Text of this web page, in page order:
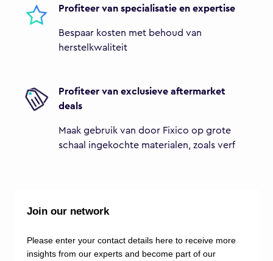
Profiteer van specialisatie en expertise
Bespaar kosten met behoud van
herstelkwaliteit
Profiteer van exclusieve aftermarket
deals
Maak gebruik van door Fixico op grote
schaal ingekochte materialen, zoals verf
Join our network
Please enter your contact details here to receive more
insights from our experts and become part of our